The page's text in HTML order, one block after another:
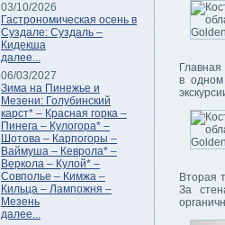
03/10/2026
Гастрономическая осень в
Суздале: Суздаль –
Кидекша
далее...
06/03/2027
Зима на Пинежье и
Мезени: Голубинский
карст* – Красная горка –
Пинега – Кулогора* –
Шотова – Карпогоры –
Ваймуша – Кеврола* –
Веркола – Кулой* –
Совполье – Кимжа –
Кильца – Лампожня –
Мезень
далее...
в одном
Вторая
За